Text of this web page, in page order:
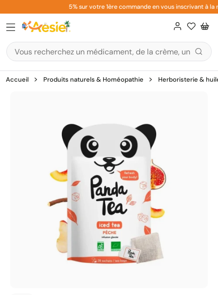
au
contenu
5% sur votre 1ère commande en vous inscrivant à la
Accueil Produits naturels & Homéopathie Herboristerie &